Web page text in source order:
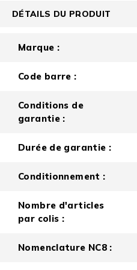
DÉTAILS DU PRODUIT
Marque :
Code barre :
Conditions de
garantie :
Durée de garantie :
Conditionnement :
Nombre d'articles
par colis :
Nomenclature NC8 :